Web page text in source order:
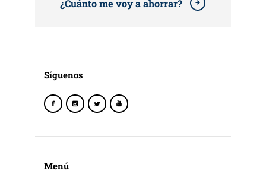
¿Cuánto me voy a ahorrar?
Síguenos
Menú